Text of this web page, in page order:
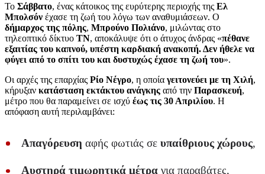
Το Σάββατο, ένας κάτοικος της ευρύτερης περιοχής της Ελ
Μπολσόν έχασε τη ζωή του λόγω των αναθυμιάσεων. Ο
δήμαρχος της πόλης, Μπρούνο Πολιάνο, μιλώντας στο
τηλεοπτικό δίκτυο ΤΝ, αποκάλυψε ότι ο άτυχος άνδρας «πέθανε
εξαιτίας του καπνού, υπέστη καρδιακή ανακοπή. Δεν ήθελε να
φύγει από το σπίτι του και δυστυχώς έχασε τη ζωή του».
Οι αρχές της επαρχίας Ρίο Νέγρο, η οποία γειτονεύει με τη Χιλή,
κήρυξαν κατάσταση εκτάκτου ανάγκης από την Παρασκευή,
μέτρο που θα παραμείνει σε ισχύ έως τις 30 Απριλίου. Η
απόφαση αυτή περιλαμβάνει:
Απαγόρευση αφής φωτιάς σε υπαίθριους χώρους,
Αυστηρά τιμωρητικά μέτρα για παραβάτες,